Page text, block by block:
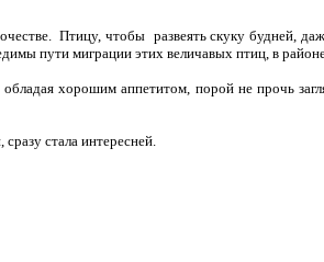
Птицу, чтобы развеять скуку будней,
пути миграции этих величавых птиц, в
хорошим аппетитом, порой не прочь
стала интересней.